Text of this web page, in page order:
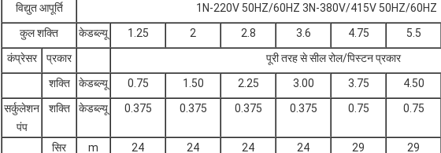
विद्युत आपूर्ति
1N-220V 50HZ/60HZ 3N-380V/415V 50HZ/60HZ
कुल शक्ति
केडब्ल्यू 1.25 2 2.8 3.6 4.75 5.5
कंप्रेसर
प्रकार
पूरी तरह से सील रोल/पिस्टन प्रकार
शक्ति
केडब्ल्यू 0.75 1.50 2.25 3.00 3.75 4.50
सर्कुलेशन
पंप
शक्ति केडब्ल्यू 0.375 0.375 0.375 0.375 0.75 0.75
सिर m 24 24 24 24 29 29